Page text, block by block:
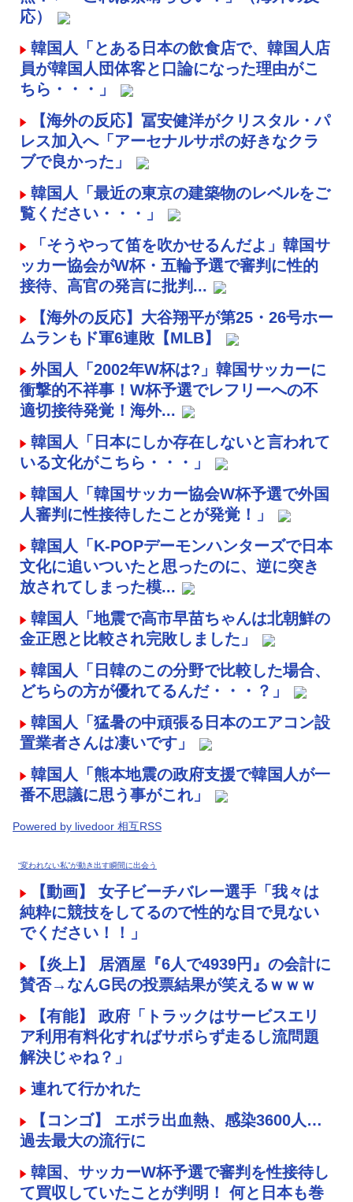
応）
韓国人「とある日本の飲食店で、韓国人店
員が韓国人団体客と口論になった理由がこ
ちら・・・」
【海外の反応】冨安健洋がクリスタル・パ
レス加入へ「アーセナルサポの好きなクラ
ブで良かった」
韓国人「最近の東京の建築物のレベルをご
覧ください・・・」
「そうやって笛を吹かせるんだよ」韓国サ
ッカー協会がW杯・五輪予選で審判に性的
接待、高官の発言に批判...
【海外の反応】大谷翔平が第25・26号ホー
ムランもド軍6連敗【MLB】
外国人「2002年W杯は?」韓国サッカーに
衝撃的不祥事！W杯予選でレフリーへの不
適切接待発覚！海外...
韓国人「日本にしか存在しないと言われて
いる文化がこちら・・・」
韓国人「韓国サッカー協会W杯予選で外国
人審判に性接待したことが発覚！」
韓国人「K-POPデーモンハンターズで日本
文化に追いついたと思ったのに、逆に突き
放されてしまった模...
韓国人「地震で高市早苗ちゃんは北朝鮮の
金正恩と比較され完敗しました」
韓国人「日韓のこの分野で比較した場合、
どちらの方が優れてるんだ・・・？」
韓国人「猛暑の中頑張る日本のエアコン設
置業者さんは凄いです」
韓国人「熊本地震の政府支援で韓国人が一
番不思議に思う事がこれ」
Powered by livedoor 相互RSS
“変われない私”が動き出す瞬間に出会う
【動画】 女子ビーチバレー選手「我々は
純粋に競技をしてるので性的な目で見ない
でください！！」
【炎上】 居酒屋『6人で4939円』の会計に
賛否→なんG民の投票結果が笑えるｗｗｗ
【有能】 政府「トラックはサービスエリ
ア利用有料化すればサボらず走るし流問題
解決じゃね？」
連れて行かれた
【コンゴ】 エボラ出血熱、感染3600人…
過去最大の流行に
韓国、サッカーW杯予選で審判を性接待し
て買収していたことが判明！ 何と日本も巻